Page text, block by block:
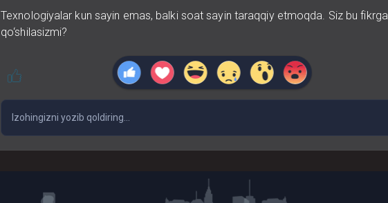
Texnologiyalar kun sayin emas, balki soat sayin taraqqiy etmoqda. Siz bu fikrga
qo‘shilasizmi?